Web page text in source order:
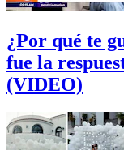
¿Por qué te
fue la
(VIDEO)